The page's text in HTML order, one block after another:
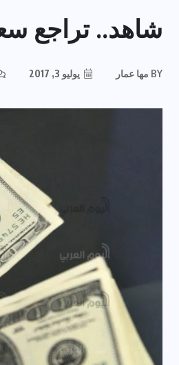
شاهد.. تراجع
BY مها عمار يوليو 3, 2017